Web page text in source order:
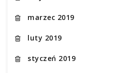
marzec 2019
luty 2019
styczeń 2019